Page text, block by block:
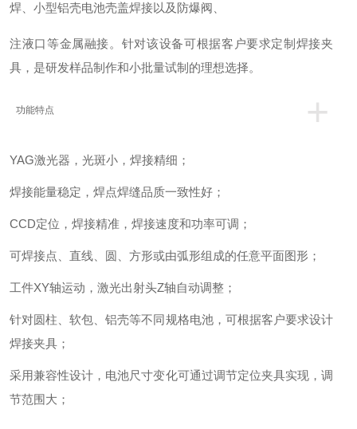
焊、小型铝壳电池壳盖焊接以及防爆阀、
注液口等金属融接。针对该设备可根据客户要求定制焊接夹
具，是研发样品制作和小批量试制的理想选择。
+
功能特点
YAG激光器，光斑小，焊接精细；
焊接能量稳定，焊点焊缝品质一致性好；
CCD定位，焊接精准，焊接速度和功率可调；
可焊接点、直线、圆、方形或由弧形组成的任意平面图形；
工件XY轴运动，激光出射头Z轴自动调整；
针对圆柱、软包、铝壳等不同规格电池，可根据客户要求设计
焊接夹具；
采用兼容性设计，电池尺寸变化可通过调节定位夹具实现，调
节范围大；